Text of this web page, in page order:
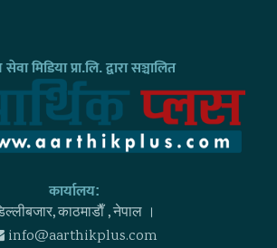
मिडिया प्रा.लि. द्वारा सञ्चालित
कार्यालय:
काठमाडाैँ , नेपाल ।
info@aarthikplus.com